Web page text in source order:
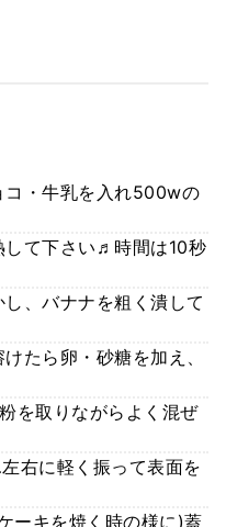
コ・牛乳を入れ500wの
して下さい♬時間は10秒
、バナナを粗く潰して
たら卵・砂糖を加え、
を取りながらよく混ぜ
右に軽く振って表面を
ーキを焼く時の様に)蓋